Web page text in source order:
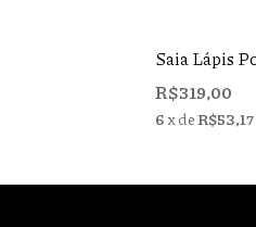
Saia Lápis
R$319,00
6 x deR$53,17